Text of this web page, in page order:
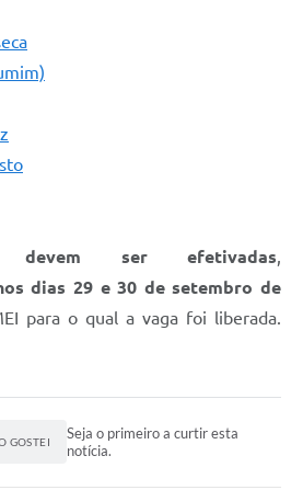
devem ser efetivadas,
dias 29 e 30 de setembro de
para o qual a vaga foi liberada.
GOSTEI
Seja o primeiro a curtir esta
notícia.